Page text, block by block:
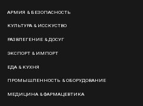
АРМИЯ & БЕЗОПАСНОСТЬ
КУЛЬТУРА & ИССКУСТВО
РАЗВЛЕГЕНИЕ & ДОСУГ
ЭКСПОРТ & ИМПОРТ
ЕДА & КУХНЯ
ПРОМЫШЛЕННОСТЬ & ОБОРУДОВАНИЕ
МЕДИЦИНА & ФАРМАЦЕВТИКА